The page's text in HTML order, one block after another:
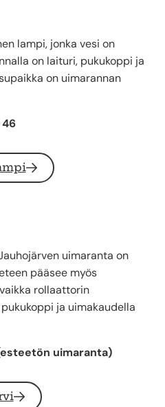
lampi, jonka vesi on
on laituri, pukukoppi ja
on uimarannan
uimaranta on
pääsee myös
rollaattorin
ja uimakaudella
uimaranta)